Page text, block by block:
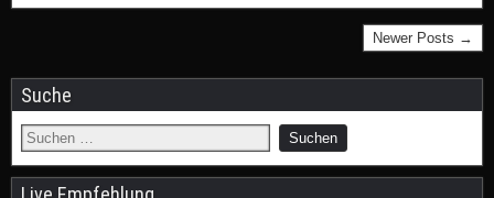
Newer Posts →
Suche